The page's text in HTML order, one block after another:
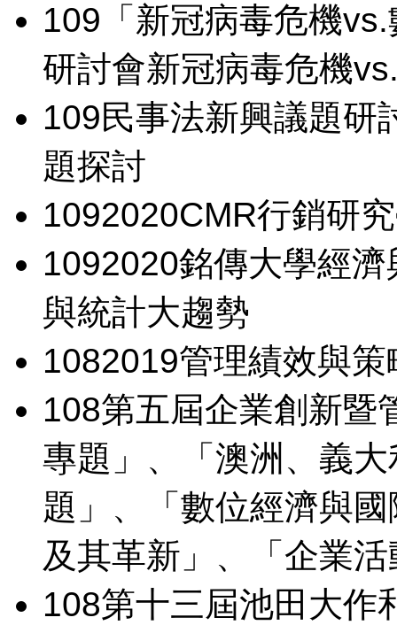
109 「新冠病毒危機
研討會新冠病毒危機
109民事法新興議題研
題探討
1092020CMR行銷研
1092020銘傳大學經
與統計大趨勢
1082019管理績效與策
108第五屆企業創新暨
專題」、「澳洲、義
題」、「數位經濟與
及其革新」、「企業
108第十三屆池田大作